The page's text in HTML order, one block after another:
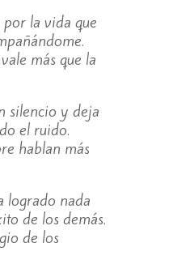
la vida que
más que la
silencio y deja
el ruido.
hablan más
logrado nada
de los demás.
de los